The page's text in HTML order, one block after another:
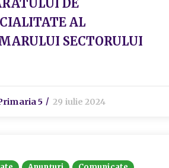
DE
AL
SECTORULUI
5 29 iulie 2024